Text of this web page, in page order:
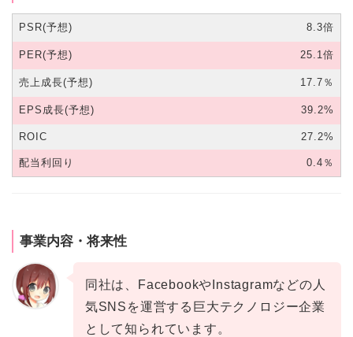
PSR(予想) 8.3倍
PER(予想) 25.1倍
売上成長(予想) 17.7％
EPS成長(予想) 39.2%
ROIC 27.2%
配当利回り 0.4％
事業内容・将来性
同社は、FacebookやInstagramなどの人
気SNSを運営する巨大テクノロジー企業
として知られています。